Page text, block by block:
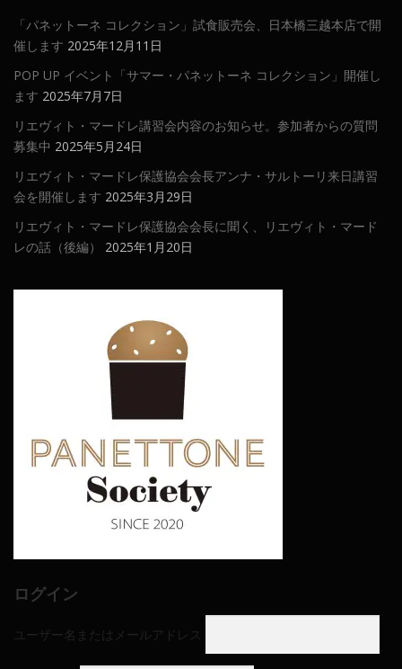
「パネットーネ コレクション」試食販売会、日本橋三越本店で開
催します 2025年12月11日
POP UP イベント「サマー・パネットーネ コレクション」開催し
ます 2025年7月7日
リエヴィト・マードレ講習会内容のお知らせ。参加者からの質問
募集中 2025年5月24日
リエヴィト・マードレ保護協会会長アンナ・サルトーリ来日講習
会を開催します 2025年3月29日
リエヴィト・マードレ保護協会会長に聞く、リエヴィト・マード
レの話（後編）
2025年1月20日
ログイン
ユーザー名またはメールアドレス